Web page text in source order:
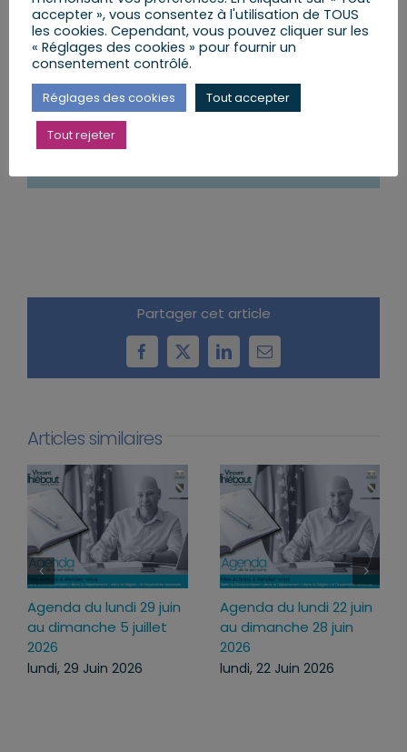
Samedi 8 octobre
Journée| Divers rendez-vous en présentiel
ou en visioconférence depuis la
permanence parlementaire avec des
citoyens, associations, entreprises, … de la
9èmeCirconscription du Bas-Rhin
Partager cet article
Facebook
X LinkedInEmail
Articles similaires
Agenda du lundi 29 juin
au dimanche 5 juillet
2026
lundi, 29 Juin 2026
Agenda du lundi 22 juin
au dimanche 28 juin
2026
lundi, 22 Juin 2026
accepter », vous consentez à l'utilisation de TOUS
les cookies. Cependant, vous pouvez cliquer sur les
« Réglages des cookies » pour fournir un
consentement contrôlé.
Réglages des cookies Tout accepter
Tout rejeter